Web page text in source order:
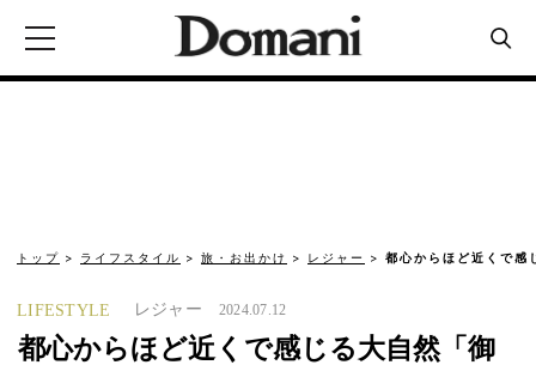
トップ ライフスタイル 旅・お出かけ レジャー 都心からほど近くで感
LIFESTYLE レジャー 2024.07.12
都心からほど近くで感じる大自然「御